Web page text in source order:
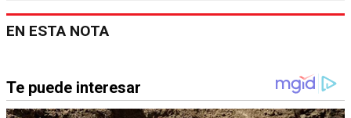
EN ESTA NOTA